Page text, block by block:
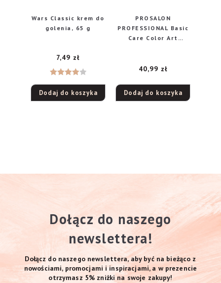
Wars Classic krem do
golenia, 65 g
4na 5
7,49 zł
Dodaj do koszyka
PROSALON
PROFESSIONAL Basic
Care Color Art
Mango 5000ml
40,99 zł
Dodaj do koszyka
Dołącz do naszego
newslettera!
Dołącz do naszego newslettera, aby być na bieżąco z
nowościami, promocjami i inspiracjami, a w prezencie
otrzymasz 5% zniżki na swoje zakupy!